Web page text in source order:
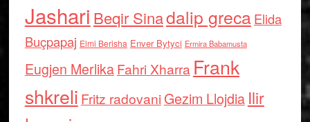
Jashari Beqir Sinadalip grecaElida
Buçpapaj Elmi Berisha Enver Bytyci Ermira Babamusta
Eugjen MerlikaFahri Xharra Frank
shkreli Fritz radovaniGezim Llojdia Ilir